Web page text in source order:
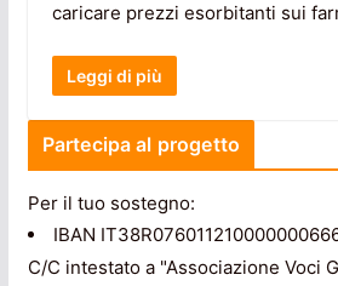
caricare prezzi esorbitanti sui
Leggi di più
Partecipa al progetto
Per il tuo sostegno:
IBAN
C/C intestato a "Associazione Voci